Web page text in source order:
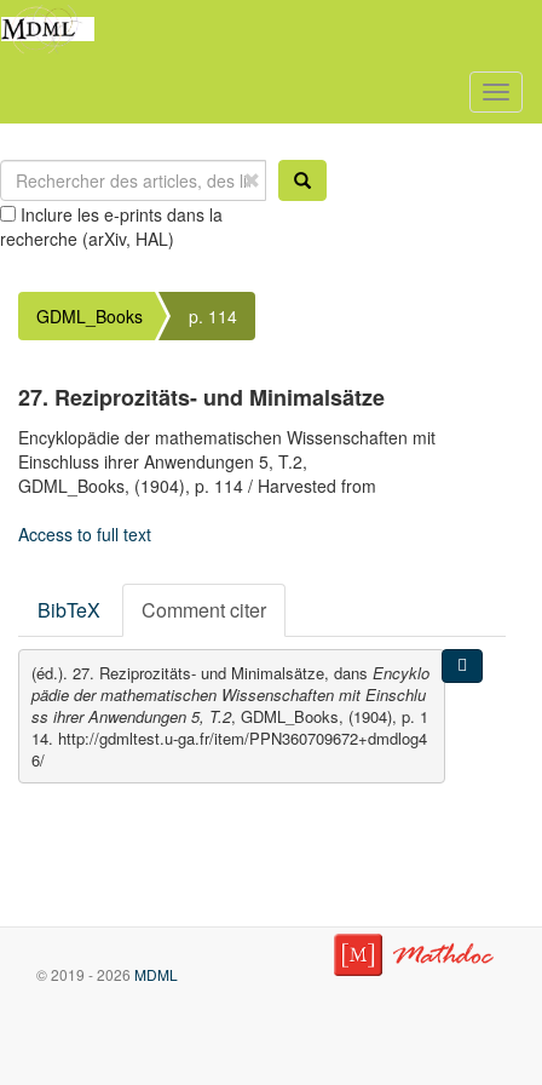
Inclure les e-prints dans la
recherche (arXiv, HAL)
GDML_Books p. 114
27. Reziprozitäts- und Minimalsätze
Encyklopädie der mathematischen Wissenschaften mit
Einschluss ihrer Anwendungen 5, T.2,
GDML_Books, (1904), p. 114 / Harvested from
Access to full text
BibTeX Comment citer
(éd.). 27. Reziprozitäts- und Minimalsätze, dans Encyklo
pädie der mathematischen Wissenschaften mit Einschlu
ss ihrer Anwendungen 5, T.2, GDML_Books, (1904), p. 1
14. http://gdmltest.u-ga.fr/item/PPN360709672+dmdlog4
6/
© 2019 - 2026 MDML